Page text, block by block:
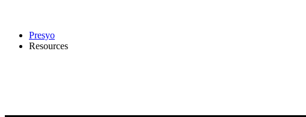
Presyo
Resources